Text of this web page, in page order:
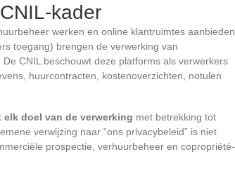
kader
werken en online klantruimtes aanbieden
toegang) brengen de verwerking van
CNIL beschouwt deze platforms als verwerkers
huurcontracten, kostenoverzichten, notulen
doel van de verwerking met betrekking tot
verwijzing naar “ons privacybeleid” is niet
prospectie, verhuurbeheer en copropriété-